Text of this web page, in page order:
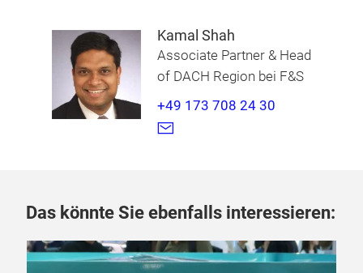
Kamal Shah
Associate Partner & Head
of DACH Region bei F&S
+49 173 708 24 30
Das könnte Sie ebenfalls interessieren: